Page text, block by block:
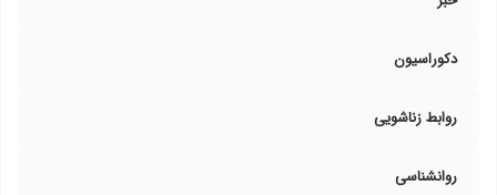
دکوراسیون
روابط زناشویی
روانشناسی